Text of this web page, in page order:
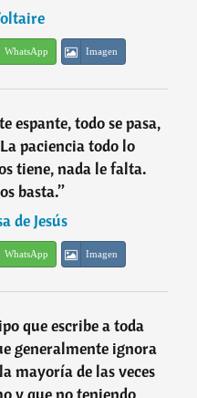
WhatsApp Imagen
espante, todo se pasa,
paciencia todo lo
tiene, nada le falta.
basta.”
de Jesús
WhatsApp Imagen
que escribe a toda
generalmente ignora
mayoría de las veces